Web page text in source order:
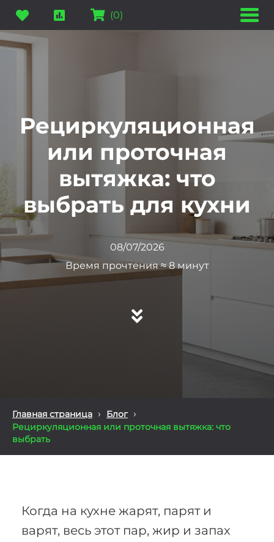
(0)
Рециркуляционная
или проточная
вытяжка: что
выбрать для кухни
08/07/2026
Время прочтения ≈ 8 минут
Главная страница › Блог ›
Рециркуляционная или проточная вытяжка: что
выбрать
Когда на кухне жарят, парят и
варят, весь этот пар, жир и запах